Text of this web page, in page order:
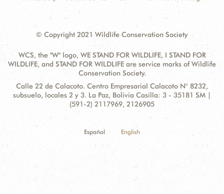
© Copyright 2021 Wildlife Conservation Society
WCS, the "W" logo, WE STAND FOR WILDLIFE, I STAND FOR
WILDLIFE, and STAND FOR WILDLIFE are service marks of Wildlife
Conservation Society.
Contact
Information
Address:
Calle 22 de Calacoto. Centro Empresarial Calacoto N° 8232,
subsuelo, locales 2 y 3. La Paz, Bolivia Casilla: 3 - 35181 SM |
(591-2) 2117969, 2126905
Español English